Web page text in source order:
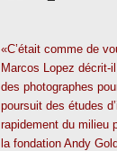
«C’était comme de
Marcos Lopez décrit-
des photographes
poursuit des études
rapidement du milieu
la fondation Andy